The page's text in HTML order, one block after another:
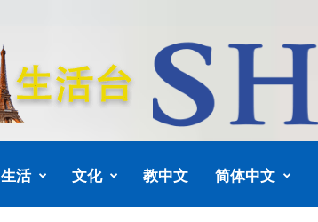
生活 文化 教中文 简体中文